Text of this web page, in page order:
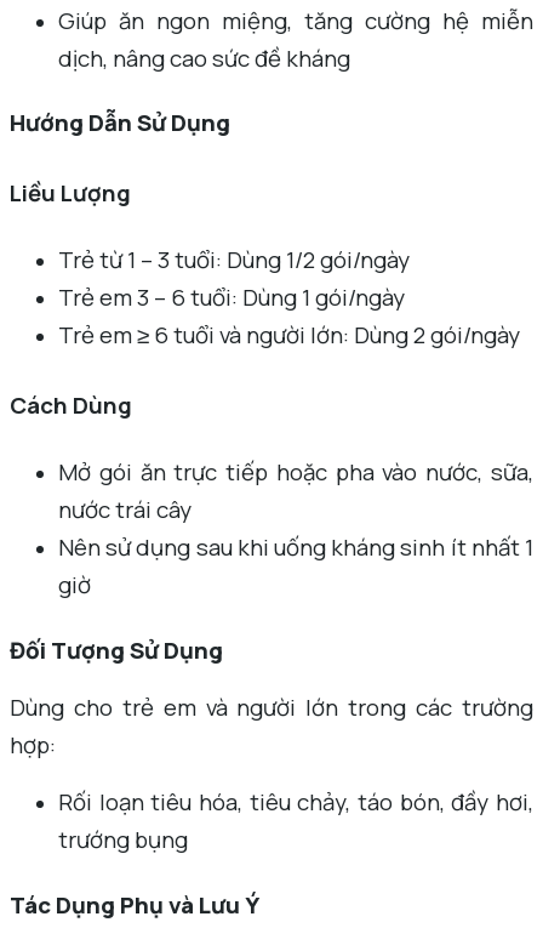
Giúp ăn ngon miệng, tăng cường hệ miễn
dịch, nâng cao sức đề kháng
Hướng Dẫn Sử Dụng
Liều Lượng
Trẻ từ 1 – 3 tuổi: Dùng 1/2 gói/ngày
Trẻ em 3 – 6 tuổi: Dùng 1 gói/ngày
Trẻ em ≥ 6 tuổi và người lớn: Dùng 2 gói/ngày
Cách Dùng
Mở gói ăn trực tiếp hoặc pha vào nước, sữa,
nước trái cây
Nên sử dụng sau khi uống kháng sinh ít nhất 1
giờ
Đối Tượng Sử Dụng
Dùng cho trẻ em và người lớn trong các trường
hợp:
Rối loạn tiêu hóa, tiêu chảy, táo bón, đầy hơi,
trướng bụng
Tác Dụng Phụ và Lưu Ý